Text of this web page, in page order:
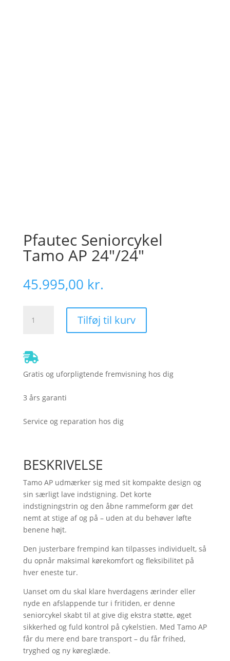
Pfautec Seniorcykel
Tamo AP 24″/24″
45.995,00 kr.
Seniorcykel
24"/24"
antal
Tilføj til kurv
Gratis og uforpligtende fremvisning hos dig
3 års garanti
Service og reparation hos dig
BESKRIVELSE
Tamo AP udmærker sig med sit kompakte design og
sin særligt lave indstigning. Det korte
indstigningstrin og den åbne rammeform gør det
nemt at stige af og på – uden at du behøver løfte
benene højt.
Den justerbare frempind kan tilpasses individuelt, så
du opnår maksimal kørekomfort og fleksibilitet på
hver eneste tur.
Uanset om du skal klare hverdagens ærinder eller
nyde en afslappende tur i fritiden, er denne
seniorcykel skabt til at give dig ekstra støtte, øget
sikkerhed og fuld kontrol på cykelstien. Med Tamo AP
får du mere end bare transport – du får frihed,
tryghed og ny køreglæde.